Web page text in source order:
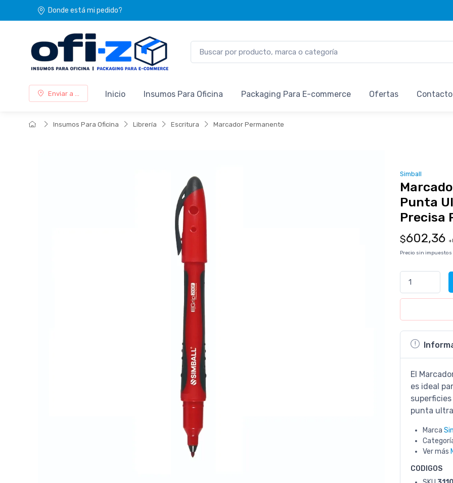
Donde está mi pedido?
Enviar a ... Inicio Insumos Para Oficina Packaging Para E-commerce Ofertas Contacto
Insumos Para Oficina Librería Escritura Marcador Permanente
Simball
Punta
Precisa
$602,36
Precio sin
El
es ideal
punta
Marca
Ver más
CODIGOS